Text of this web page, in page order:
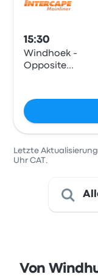
15:30
Windhoek -
Opposite
Letzte
Uhr CAT.
Von